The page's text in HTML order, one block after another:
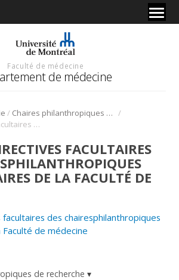
Faculté de médecine
de médecine
/ Chaires philanthropiques de recherche /
guide et directives facultaires des chairesphilanthropiques universitaires de la Faculté de médecine
de recherche
FACULTAIRES
DE LA FACULTÉ DE
des chairesphilanthropiques
de médecine